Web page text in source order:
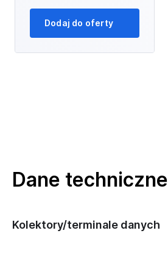
Dodaj do oferty
Dane techniczne
Kolektory/terminale danych